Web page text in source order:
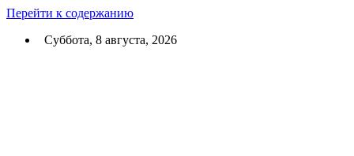
Перейти к содержанию
Суббота, 8 августа, 2026